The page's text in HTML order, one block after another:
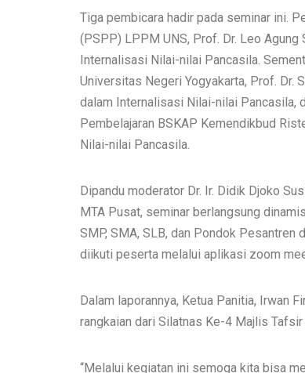
Tiga pembicara hadir pada seminar ini.
(PSPP) LPPM UNS, Prof. Dr. Leo
Internalisasi Nilai-nilai Pancasila.
Universitas Negeri Yogyakarta, Prof. Dr.
dalam Internalisasi Nilai-nilai Pancasila,
Pembelajaran BSKAP Kemendikbud
Nilai-nilai Pancasila.
Dipandu moderator Dr. Ir. Didik Djoko
MTA Pusat, seminar berlangsung
SMP, SMA, SLB, dan Pondok Pesantren
diikuti peserta melalui aplikasi zoom
Dalam laporannya, Ketua Panitia, Irwan
rangkaian dari Silatnas Ke-4 Majlis Tafsir
“Melalui kegiatan ini semoga kita bisa